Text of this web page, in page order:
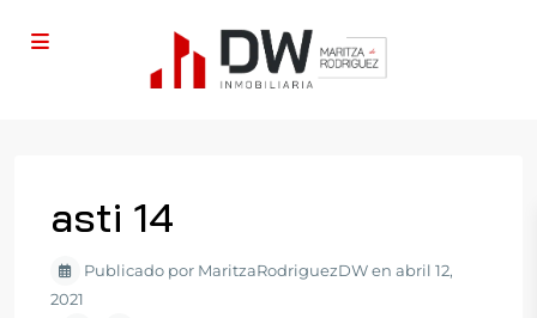
asti 14
Publicado por MaritzaRodriguezDW en abril 12,
2021